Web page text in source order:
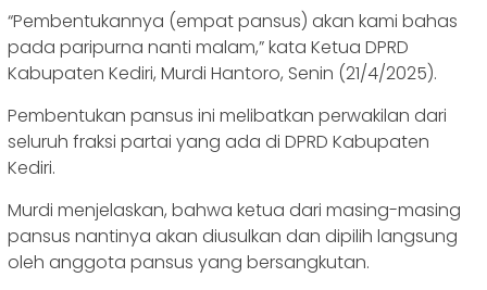
“Pembentukannya (empat pansus) akan kami bahas
pada paripurna nanti malam,” kata Ketua DPRD
Kabupaten Kediri, Murdi Hantoro, Senin (21/4/2025).
Pembentukan pansus ini melibatkan perwakilan dari
seluruh fraksi partai yang ada di DPRD Kabupaten
Kediri.
Murdi menjelaskan, bahwa ketua dari masing-masing
pansus nantinya akan diusulkan dan dipilih langsung
oleh anggota pansus yang bersangkutan.